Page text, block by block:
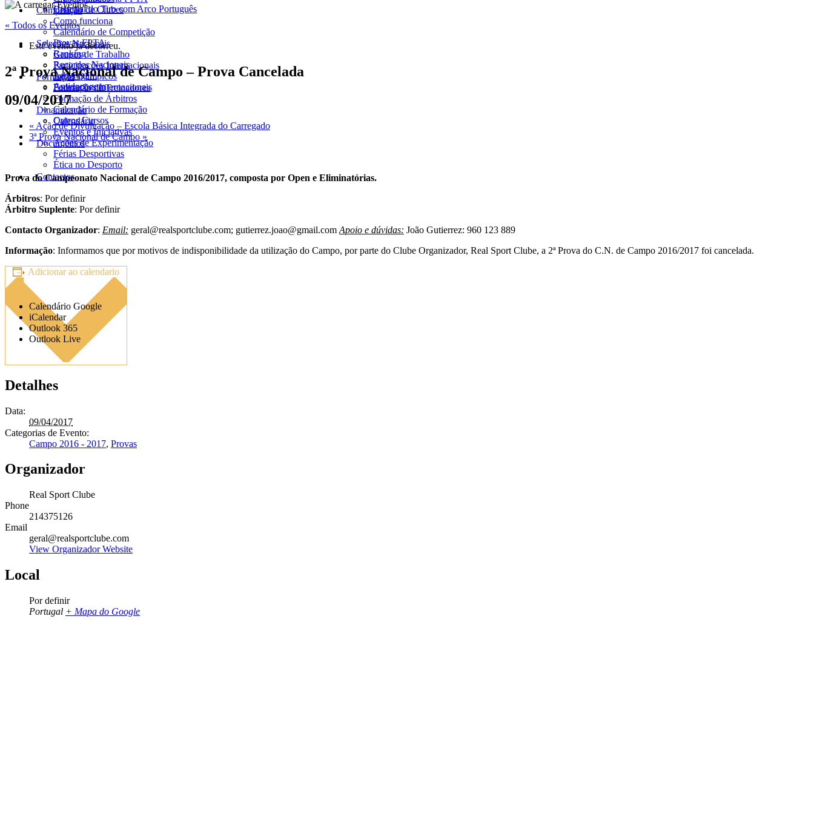
Historial do Tiro com Arco Português
Criação de Clubes
Competição
Como funciona
Calendário de Competição
Provas FPTA
Ranking
Recordes Nacionais
Arbitragem
Antidopagem
Seleções Nacionais
Grupos de Trabalho
Participações Internacionais
Jogos Olímpicos
Federações Internacionais
Formação
Formação de Treinadores
Formação de Árbitros
Calendário de Formação
Outros Cursos
Dinamização
Calendário
Eventos e Iniciativas
Ações de Experimentação
Férias Desportivas
Ética no Desporto
Documentos
Contactos
« Todos os Eventos
Este evento já decorreu.
2ª Prova Nacional de Campo – Prova Cancelada
09/04/2017
« Ação de Divulgação – Escola Básica Integrada do Carregado
3ª Prova Nacional de Campo »
Prova do Campeonato Nacional de Campo 2016/2017, composta por Open e Eliminatórias.
Árbitros: Por definir
Árbitro Suplente: Por definir
Contacto Organizador: Email: geral@realsportclube.com; gutierrez.joao@gmail.com Apoio e dúvidas: João Gutierrez: 960 123 889
Informação: Informamos que por motivos de indisponibilidade da utilização do Campo, por parte do Clube Organizador, Real Sport Clube, a 2ª Prova do C.N. de Campo 2016/2017 foi cancelada.
Adicionar ao calendario
Calendário Google
iCalendar
Outlook 365
Outlook Live
Detalhes
Data:
09/04/2017
Categorias de Evento:
Campo 2016 - 2017, Provas
Organizador
Real Sport Clube
Phone
214375126
Email
geral@realsportclube.com
View Organizador Website
Local
Por definir
Portugal + Mapa do Google